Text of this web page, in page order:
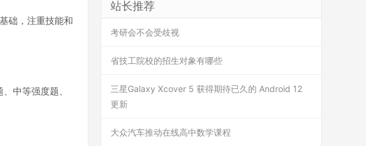
础，注重技能和
中等强度题、
站长推荐
考研会不会受歧视
省技工院校的招生对象有哪些
三星Galaxy Xcover 5 获得期待已久的 Android 12
更新
大众汽车推动在线高中数学课程